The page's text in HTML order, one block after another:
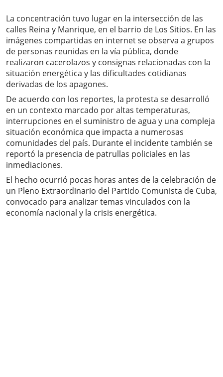
La concentración tuvo lugar en la intersección de las
calles Reina y Manrique, en el barrio de Los Sitios. En las
imágenes compartidas en internet se observa a grupos
de personas reunidas en la vía pública, donde
realizaron cacerolazos y consignas relacionadas con la
situación energética y las dificultades cotidianas
derivadas de los apagones.
De acuerdo con los reportes, la protesta se desarrolló
en un contexto marcado por altas temperaturas,
interrupciones en el suministro de agua y una compleja
situación económica que impacta a numerosas
comunidades del país. Durante el incidente también se
reportó la presencia de patrullas policiales en las
inmediaciones.
El hecho ocurrió pocas horas antes de la celebración de
un Pleno Extraordinario del Partido Comunista de Cuba,
convocado para analizar temas vinculados con la
economía nacional y la crisis energética.